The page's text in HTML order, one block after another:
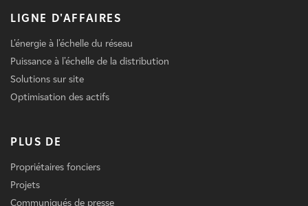
LIGNE D'AFFAIRES
L'énergie à l'échelle du réseau
Puissance à l'échelle de la distribution
Solutions sur site
Optimisation des actifs
PLUS DE
Propriétaires fonciers
Projets
Communiqués de presse